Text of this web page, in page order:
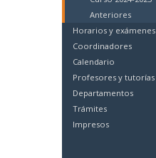
Anteriores
Horarios y exámenes
Coordinadores
Calendario
Profesores y tutorías
Departamentos
Trámites
Impresos